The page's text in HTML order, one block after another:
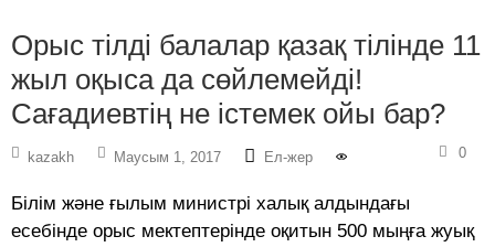
Орыс тілді балалар қазақ тілінде 11
жыл оқыса да сөйлемейді!
Сағадиевтің не істемек ойы бар?
kazakh Маусым 1, 2017 Ел-жер 0
Білім және ғылым министрі халық алдындағы
есебінде орыс мектептерінде оқитын 500 мыңға жуық